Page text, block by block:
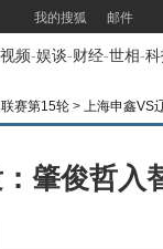
我的搜狐 邮件
视频-娱谈-财经-世相-
赛第15轮 > 上海申鑫VS
肇俊哲入